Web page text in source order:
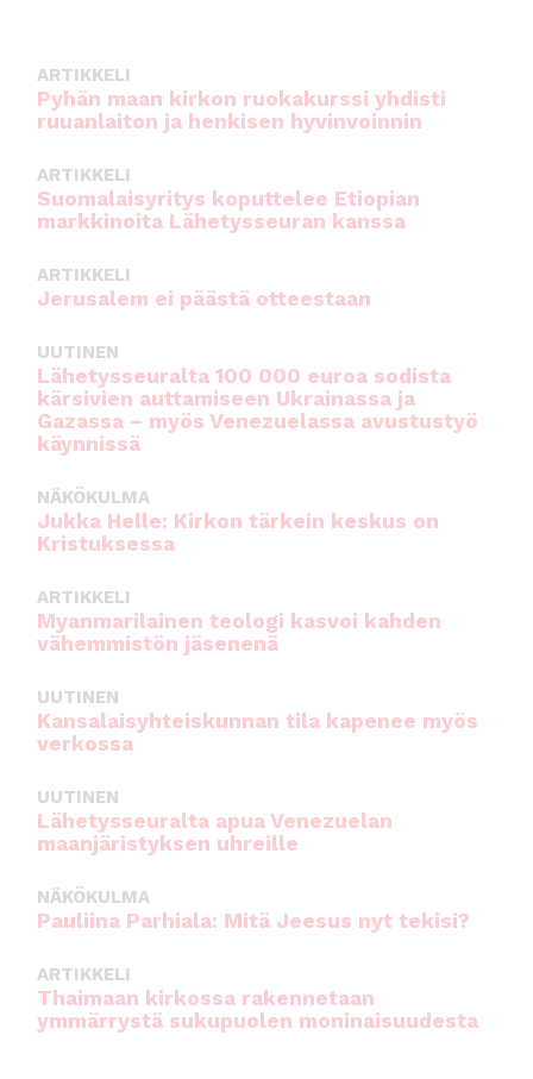
ARTIKKELI
Pyhän maan kirkon ruokakurssi yhdisti
ruuanlaiton ja henkisen hyvinvoinnin
ARTIKKELI
Suomalaisyritys koputtelee Etiopian
markkinoita Lähetysseuran kanssa
ARTIKKELI
Jerusalem ei päästä otteestaan
UUTINEN
Lähetysseuralta 100 000 euroa sodista
kärsivien auttamiseen Ukrainassa ja
Gazassa – myös Venezuelassa avustustyö
käynnissä
NÄKÖKULMA
Jukka Helle: Kirkon tärkein keskus on
Kristuksessa
ARTIKKELI
Myanmarilainen teologi kasvoi kahden
vähemmistön jäsenenä
UUTINEN
Kansalaisyhteiskunnan tila kapenee myös
verkossa
UUTINEN
Lähetysseuralta apua Venezuelan
maanjäristyksen uhreille
NÄKÖKULMA
Pauliina Parhiala: Mitä Jeesus nyt tekisi?
ARTIKKELI
Thaimaan kirkossa rakennetaan
ymmärrystä sukupuolen moninaisuudesta